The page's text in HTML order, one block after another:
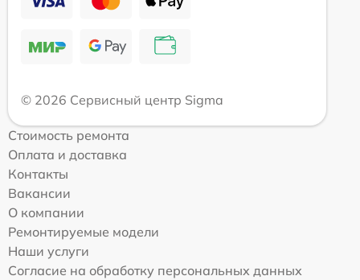
© 2026 Сервисный центр Sigma
Стоимость ремонта
Оплата и доставка
Контакты
Вакансии
О компании
Ремонтируемые модели
Наши услуги
Согласие на обработку персональных данных